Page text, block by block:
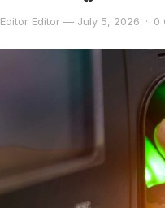
Editor Editor — July 5, 2026 · 0